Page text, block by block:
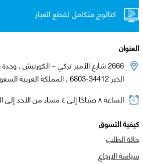
كتالوج متكامل لقطع الغيار
العنوان
2666 شارع الأمير تركي – الكورنيش , وحدة رقم 102
الخبر 34412-6803 , المملكة العربية السعودية
الساعة ٨ صباحًا إلى ٤ مساء من الأحد إلى الخميس
كيفية التسوق
حالة الطلب
سياسة الارجاع